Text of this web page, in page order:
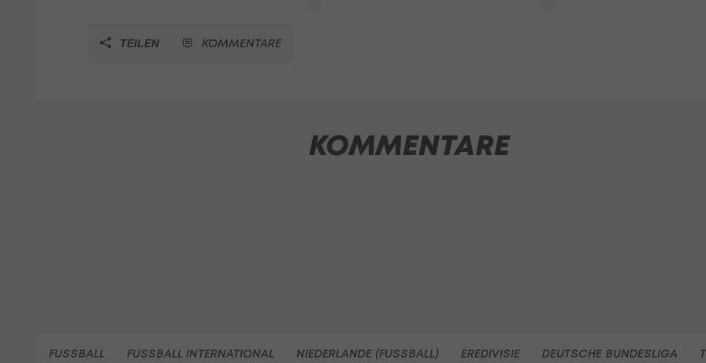
TEILEN KOMMENTARE
KOMMENTARE
FUSSBALL FUSSBALL INTERNATIONAL NIEDERLANDE (FUSSBALL) EREDIVISIE DEUTSCHE BUNDESLIGA